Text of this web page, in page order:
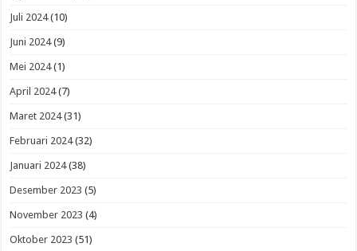
Juli 2024(10)
Juni 2024(9)
Mei 2024(1)
April 2024(7)
Maret 2024(31)
Februari 2024(32)
Januari 2024(38)
Desember 2023 (5)
November 2023 (4)
Oktober 2023 (51)